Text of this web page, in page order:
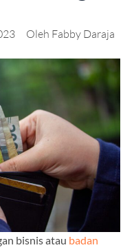
Oleh Fabby Daraja
bisnis atau badan